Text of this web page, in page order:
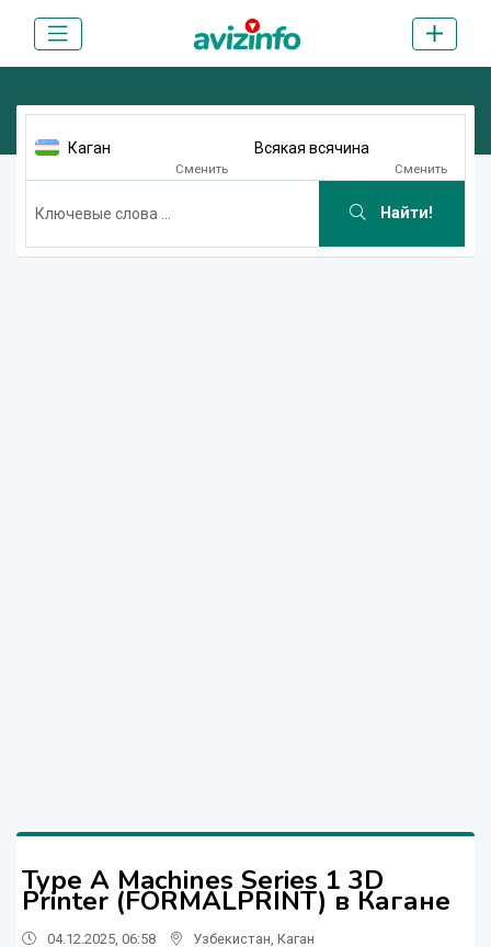
Каган
Сменить
Всякая всячина
Сменить
Найти!
Type A Machines Series 1 3D
Printer (FORMALPRINT) в Кагане
04.12.2025, 06:58 Узбекистан Каган